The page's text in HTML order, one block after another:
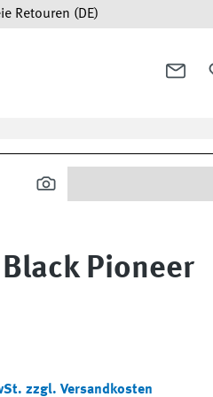
Retouren (DE)
Pioneer
zzgl. Versandkosten